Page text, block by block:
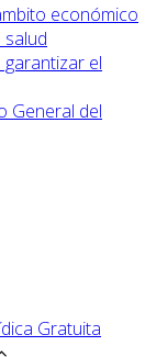
económico
garantizar el
General del
Gratuita